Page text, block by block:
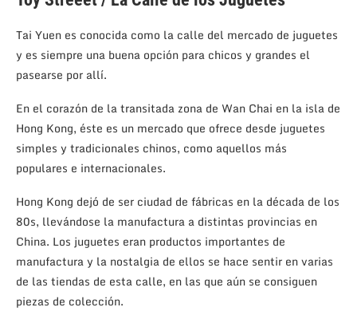
Tai Yuen es conocida como la calle del mercado de juguetes
y es siempre una buena opción para chicos y grandes el
pasearse por allí.
En el corazón de la transitada zona de Wan Chai en la isla de
Hong Kong, éste es un mercado que ofrece desde juguetes
simples y tradicionales chinos, como aquellos más
populares e internacionales.
Hong Kong dejó de ser ciudad de fábricas en la década de los
80s, llevándose la manufactura a distintas provincias en
China. Los juguetes eran productos importantes de
manufactura y la nostalgia de ellos se hace sentir en varias
de las tiendas de esta calle, en las que aún se consiguen
piezas de colección.